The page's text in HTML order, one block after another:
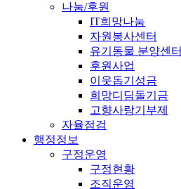
나눔/후원
IT희망나눔
자원봉사센터
유기동물 분양센터
후원사업
이웃돕기성금
희망디딤돌기금
고향사랑기부제
자율점검
행정정보
구정운영
구정현황
조직운영